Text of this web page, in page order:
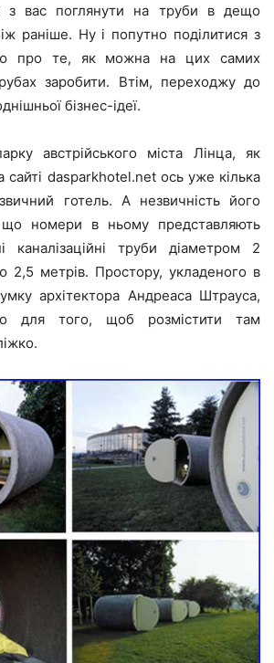
з вас поглянути на труби в дещо
раніше. Ну і попутно поділитися з
про те, як можна на цих самих
заробити. Втім, переходжу до
бізнес-ідеї.
австрійського міста Лінца, як
сайті dasparkhotel.net ось уже кілька
готель. А незвичність його
номери в ньому представляють
каналізаційні труби діаметром 2
2,5 метрів. Простору, укладеного в
архітектора Андреаса Штрауса,
для того, щоб розмістити там